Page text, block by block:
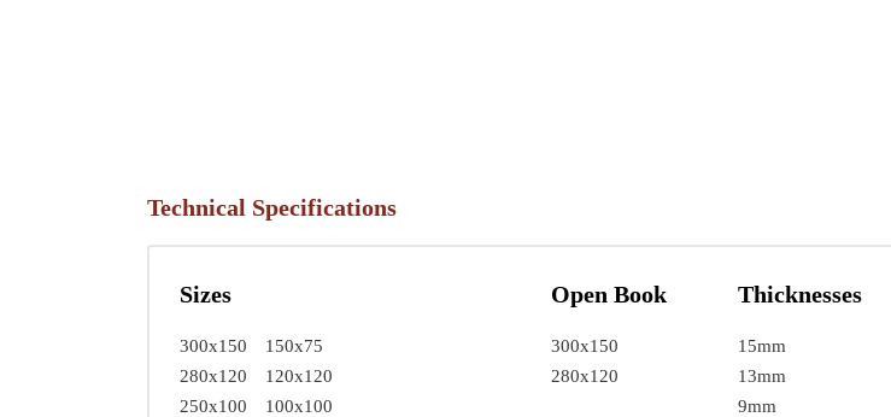
Technical Specifications
Sizes
300x150
280x120
250x100
150x75
120x120
100x100
Open Book
300x150
280x120
Thicknesses
15mm
13mm
9mm